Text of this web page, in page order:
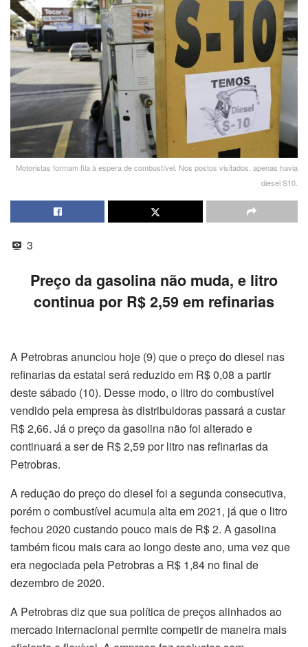
Motoristas formam fila à espera de combustível. Nos postos visitados, apenas havia
diesel S10.
3
Preço da gasolina não muda, e litro
continua por R$ 2,59 em refinarias
A Petrobras anunciou hoje (9) que o preço do diesel nas
refinarias da estatal será reduzido em R$ 0,08 a partir
deste sábado (10). Desse modo, o litro do combustível
vendido pela empresa às distribuidoras passará a custar
R$ 2,66. Já o preço da gasolina não foi alterado e
continuará a ser de R$ 2,59 por litro nas refinarias da
Petrobras.
A redução do preço do diesel foi a segunda consecutiva,
porém o combustível acumula alta em 2021, já que o litro
fechou 2020 custando pouco mais de R$ 2. A gasolina
também ficou mais cara ao longo deste ano, uma vez que
era negociada pela Petrobras a R$ 1,84 no final de
dezembro de 2020.
A Petrobras diz que sua política de preços alinhados ao
mercado internacional permite competir de maneira mais